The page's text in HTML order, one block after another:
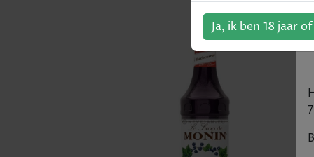
Ja, ik ben 18 jaar